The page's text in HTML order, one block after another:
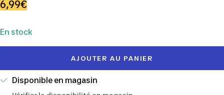
quantité
Prix
vente
6,99€
En stock
AJOUTER AU PANIER
Disponible en magasin